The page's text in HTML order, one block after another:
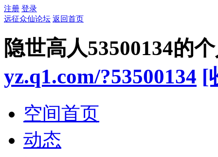
注册 登录
远征众仙论坛 返回首页
隐世高人53500134的
yz.q1.com/?53500134 [
空间首页
动态